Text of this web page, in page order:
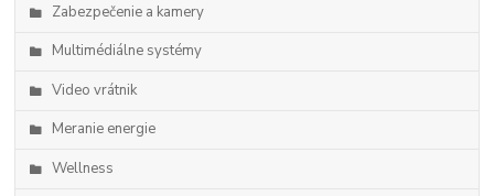
Zabezpečenie a kamery
Multimédiálne systémy
Video vrátnik
Meranie energie
Wellness